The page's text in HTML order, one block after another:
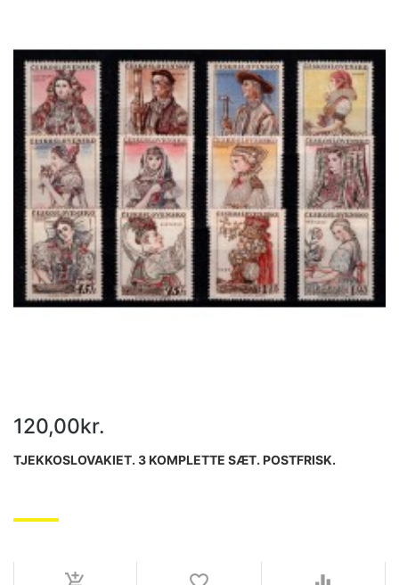
120,00kr.
TJEKKOSLOVAKIET. 3 KOMPLETTE SÆT. POSTFRISK.